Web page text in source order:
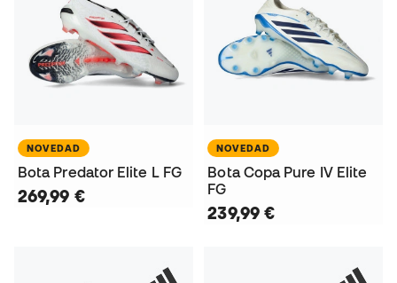
NOVEDAD
Bota Predator Elite L FG
269,99 €
NOVEDAD
Bota Copa Pure IV Elite
FG
239,99 €